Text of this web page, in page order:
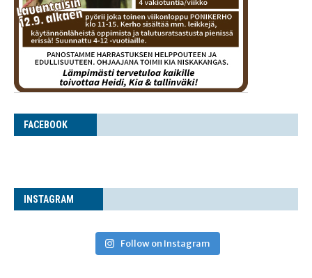
FACE­BOOK
INS­TA­GRAM
Follow on Instagram